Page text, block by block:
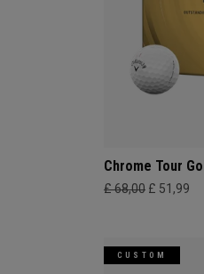
Chrome Tour
£ 68,00 £ 51,99
CUSTOM